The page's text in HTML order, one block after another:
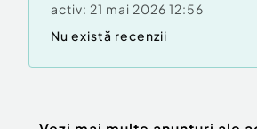
activ: 21 mai 2026 12:56
Nu există recenzii